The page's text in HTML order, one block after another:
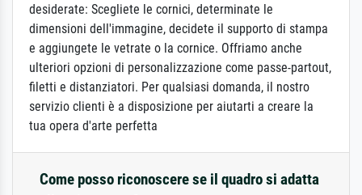
desiderate: Scegliete le cornici, determinate le
dimensioni dell'immagine, decidete il supporto di stampa
e aggiungete le vetrate o la cornice. Offriamo anche
ulteriori opzioni di personalizzazione come passe-partout,
filetti e distanziatori. Per qualsiasi domanda, il nostro
servizio clienti è a disposizione per aiutarti a creare la
tua opera d'arte perfetta
Come posso riconoscere se il quadro si adatta